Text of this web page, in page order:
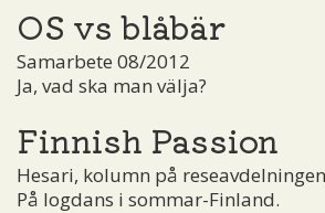
OS vs blåbär
Samarbete 08/2012
Ja, vad ska man välja?
Finnish Passion
Hesari, kolumn på
På logdans i sommar-Finland.